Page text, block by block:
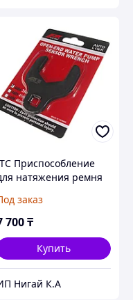
Приспособление
натяжения ремня
заказ
700₸
Купить
Нигай К.А